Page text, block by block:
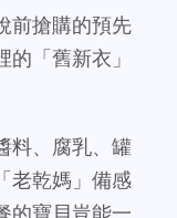
前搶購的預先
「舊新衣」
料、腐乳、罐
老乾媽」備感